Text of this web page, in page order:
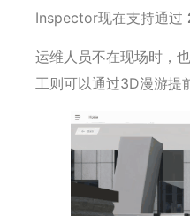
Inspector现在支持通过
运维人员不在现场时，
工则可以通过3D漫游提